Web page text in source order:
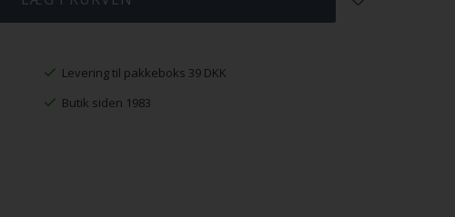
Levering til pakkeboks 39 DKK
Butik siden 1983